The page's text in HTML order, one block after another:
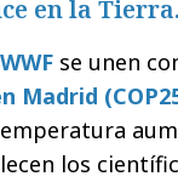
en la Tierra.
WWF se unen
Madrid
los